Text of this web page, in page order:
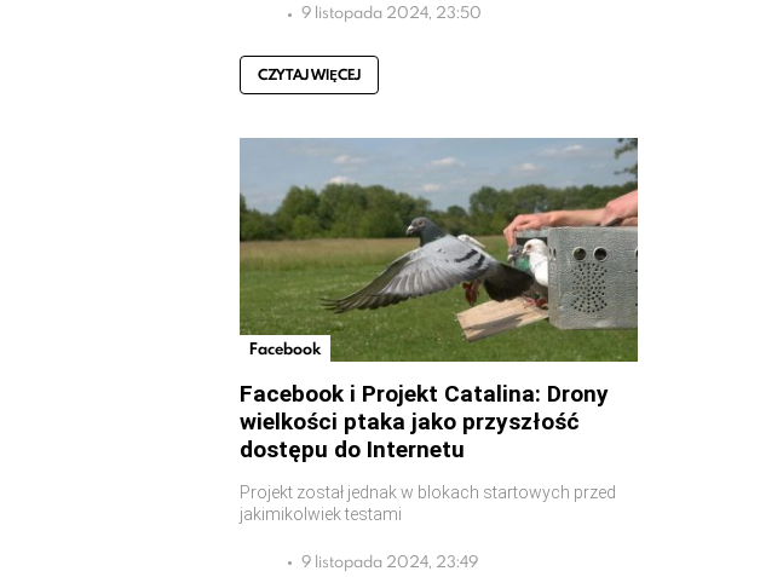
9 listopada 2024, 23:50
CZYTAJ WIĘCEJ
Facebook
Facebook i Projekt Catalina: Drony
wielkości ptaka jako przyszłość
dostępu do Internetu
Projekt został jednak w blokach startowych przed
jakimikolwiek testami
9 listopada 2024, 23:49